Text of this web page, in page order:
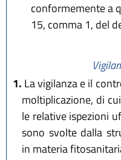
conformemente a
15, comma 1, del
1. La vigilanza e il
moltiplicazione, di
le relative ispezioni
sono svolte dalla
in materia